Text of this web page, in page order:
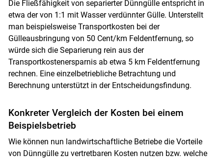
Die Fließfähigkeit von separierter Dünngülle entspricht in
etwa der von 1:1 mit Wasser verdünnter Gülle. Unterstellt
man beispielsweise Transportkosten bei der
Gülleausbringung von 50 Cent/km Feldentfernung, so
würde sich die Separierung rein aus der
Transportkostenersparnis ab etwa 5 km Feldentfernung
rechnen. Eine einzelbetriebliche Betrachtung und
Berechnung unterstützt in der Entscheidungsfindung.
Konkreter Vergleich der Kosten bei einem
Beispielsbetrieb
Wie können nun landwirtschaftliche Betriebe die Vorteile
von Dünngülle zu vertretbaren Kosten nutzen bzw. welche